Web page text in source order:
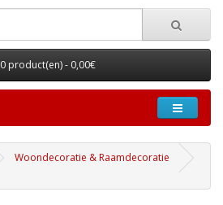
0 product(en) - 0,00€
Woondecoratie & Raamdecoratie